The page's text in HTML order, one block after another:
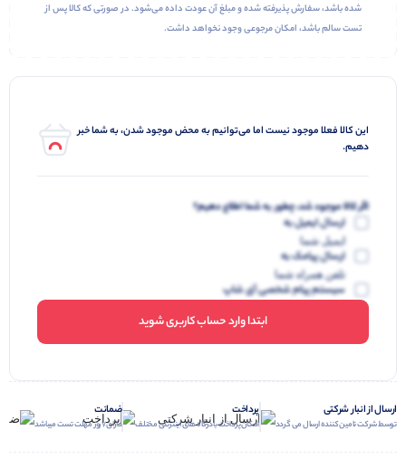
شده باشد، سفارش پذیرفته شده و مبلغ آن عودت داده می‌شود. در صورتی که کالا پس از
تست سالم باشد، امکان مرجوعی وجود نخواهد داشت.
این کالا فعلا موجود نیست اما می‌توانیم به محض موجود شدن، به شما خبر
دهیم.
اگر کالا موجود شد، چطور به شما اطلاع دهیم؟
ارسال ایمیل به
ایمیل شما
ارسال پیامک به
تلفن همراه شما
سیستم پیام شخصی آی شاپ
ابتدا وارد حساب کاربری شوید
ارسال از انبار شرکتی
توسط شرکت تامین کننده ارسال می گردد
پرداخت
امکان پرداخت با درگاه های اینترنتی مختلف
ضمانت
دارای 7 روز مهلت تست میباشد